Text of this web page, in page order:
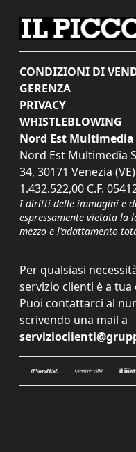
CONDIZIONI DI
GERENZA
PRIVACY
WHISTLEBLOWING
Nord Est Multimedia
Nord Est Multimedia
34, 30171 Venezia
1.432.522,00 C.F.
I diritti delle immagini e
espressamente vietata la
mezzo e l'adattamento
Per qualsiasi
servizio clienti è a
Puoi contattarci al
scrivendo una mail a